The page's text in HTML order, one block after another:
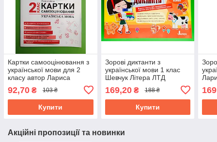
Картки самооцінювання з
української мови для 2
класу автор Лариса
Літера
92,70 ₴ 103 ₴
Купити
Зорові диктанти з
української мови 1 клас
Шевчук Літера ЛТД
169,20₴ 188 ₴
Купити
Акційні пропозиції та новинки